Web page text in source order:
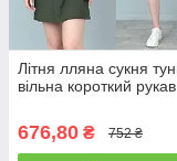
Літня лляна сукня
вільна короткий рукав
676,80 ₴ 752 ₴